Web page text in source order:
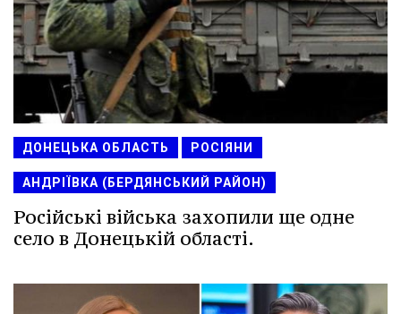
ДОНЕЦЬКА ОБЛАСТЬ РОСІЯНИ
АНДРІЇВКА (БЕРДЯНСЬКИЙ РАЙОН)
Російські війська захопили ще одне
село в Донецькій області.